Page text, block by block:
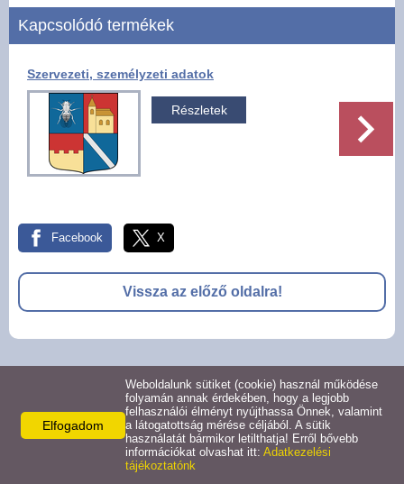
Felsőrajk
Pályázatok
Választási információk -
Felsőrajk
Választási információk -
Alsórajk
Közérdekű adatok -
Alsórajk
Kapcsolódó termékek
Szervezeti, személyzeti adatok
Részletek
Facebook X
Vissza az előző oldalra!
Adatkezelési tájékoztató
Oldal információk Impresszum
Elfogadom
Weboldalunk sütiket (cookie) használ működése
folyamán annak érdekében, hogy a legjobb
felhasználói élményt nyújthassa Önnek, valamint
a látogatottság mérése céljából. A sütik
használatát bármikor letilthatja! Erről bővebb
információkat olvashat itt: Adatkezelési
tájékoztatónk